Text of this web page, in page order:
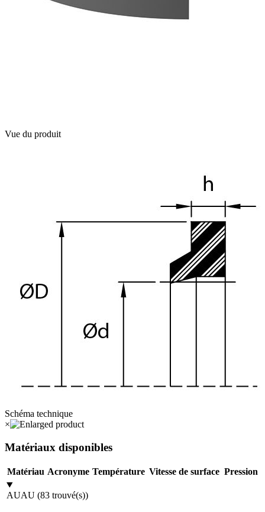
Vue du produit
Schéma technique
×
Matériaux disponibles
Matériau Acronyme Température Vitesse de surface Pression
AUAU (83 trouvé(s))